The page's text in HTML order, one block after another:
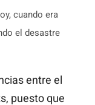
cuando era
el desastre
entre el
puesto que